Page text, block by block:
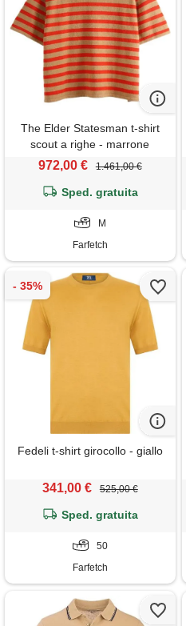
The Elder Statesman t-shirt
scout a righe - marrone
972,00 € 1.461,00 €
Sped. gratuita
M
Farfetch
Fedeli t-shirt girocollo - giallo
341,00 € 525,00 €
Sped. gratuita
50
Farfetch